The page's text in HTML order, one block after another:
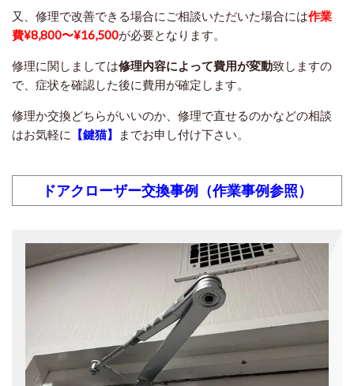
又、修理で改善できる場合にご相談いただいた場合には作業
費¥8,800〜¥16,500が必要となります。
修理に関しましては修理内容によって費用が変動致しますの
で、症状を確認した後に費用が確定します。
修理か交換どちらがいいのか、修理で直せるのかなどの相談
はお気軽に
【鍵猫】 までお申し付け下さい。
ドアクローザー交換事例（作業事例参照）